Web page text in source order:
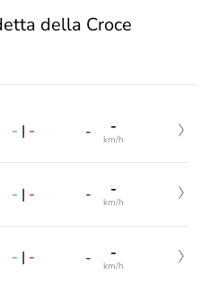
della Croce
- | - - -
km/h
- | - - -
km/h
- | - - -
km/h